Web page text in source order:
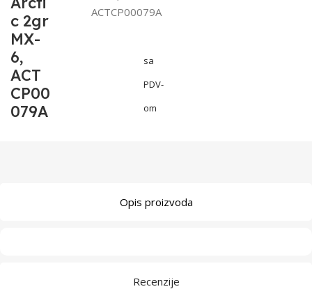
c 2gr
MX-
6,
ACT
CP00
079A
ACTCP00079A
sa
PDV-
om
Opis proizvoda
Recenzije